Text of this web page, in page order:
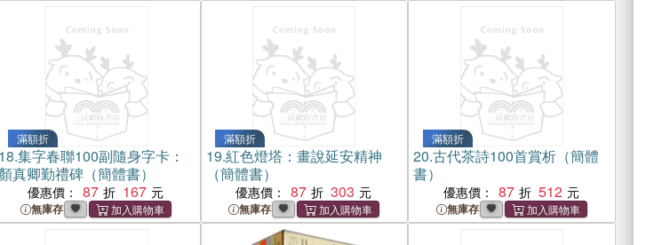
滿額折
18.集字春聯100副隨身字卡：
顏真卿勤禮碑（簡體書）
優惠價： 87 167
無庫存
滿額折
19.紅色燈塔：畫說延安精神
（簡體書）
優惠價： 87 303
無庫存
滿額折
20.古代茶詩100首賞析（簡體
書）
優惠價： 87 512
無庫存